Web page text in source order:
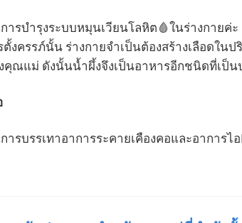
ารบำรุงระบบหมุนเวียนโลหิต🩸ในร่างกาย
งครรภ์นั้น ร่างกายจำเป็นต้องสร้างเลือดใ
คุณแม่ ดังนั้นน้ำผึ้งจึงเป็นอาหารอีกชนิดที่เป็
รบรรเทาอาการระคายเคืองคอและอาการ